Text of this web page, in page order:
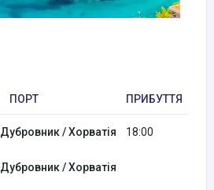
ПОРТ ПРИБУТТЯ
Дубровник / Хорватія 18:00
Дубровник / Хорватія